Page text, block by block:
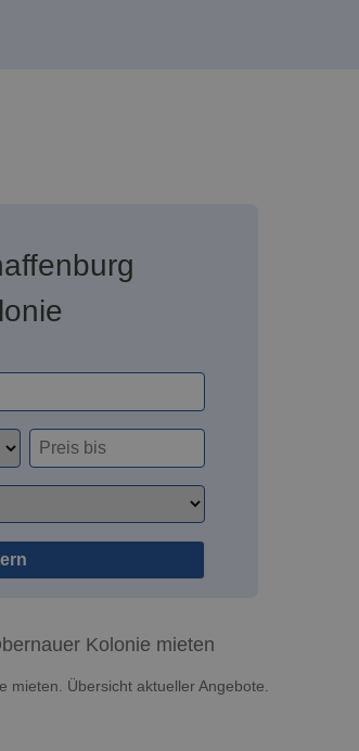
Kolonie mieten
mieten. Übersicht aktueller Angebote.